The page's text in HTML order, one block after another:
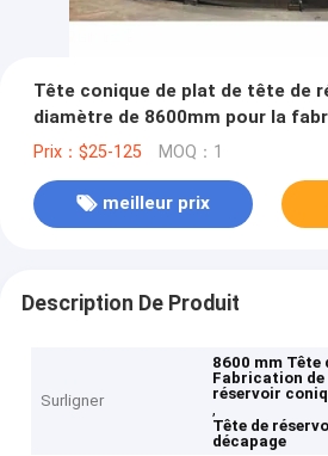
Tête conique de plat de tête de
diamètre de 8600mm pour la
Prix：$25-125 MOQ：1
meilleur prix
Description De Produit
Surligner
8600 mm Tête
Fabrication de
réservoir
,
Tête de
décapage